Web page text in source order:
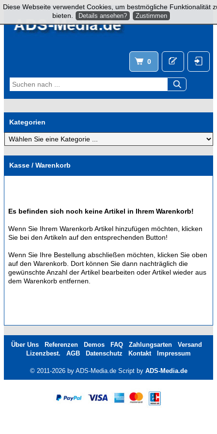
0
Kategorien
Kasse / Warenkorb
Es befinden sich noch keine Artikel in Ihrem Warenkorb!
Wenn Sie Ihrem Warenkorb Artikel hinzufügen möchten, klicken
Sie bei den Artikeln auf den entsprechenden Button!
Wenn Sie Ihre Bestellung abschließen möchten, klicken Sie oben
auf den Warenkorb. Dort können Sie dann nachträglich die
gewünschte Anzahl der Artikel bearbeiten oder Artikel wieder aus
dem Warenkorb entfernen.
Diese Webseite verwendet Cookies, um bestmögliche Funktionalität
bieten.
Details ansehen? Zustimmen
Über Uns Referenzen Demos FAQ Zahlungsarten
Versand
Lizenzbest.
AGB Datenschutz Kontakt Impressum
© 2011-2026 by ADS-Media.de Script by ADS-Media.de